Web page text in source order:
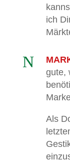
ich
N
gute,
Als